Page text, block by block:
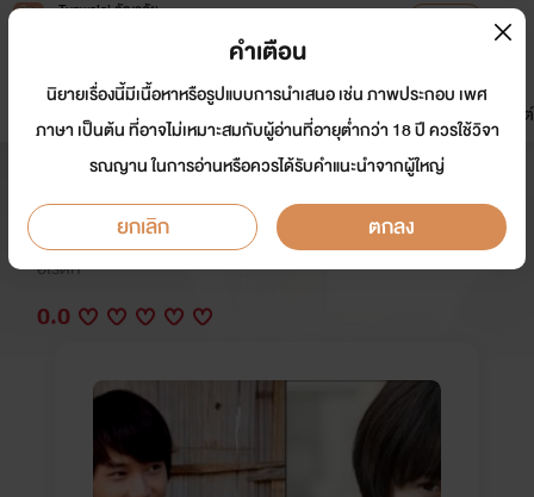
Tunwalai ธัญวลัย
หน้าแรก นิยาย อีบุ๊ก การ์ตูน
มาใหม่
ดรีมแชท ธัญลิสต์
อุบัติ (เหตุ) แห่งรัก
นักเขียน: สพันจ
อีโรติก
0.0
คำเตือน
นิยายเรื่องนี้มีเนื้อหาหรือรูปแบบการนำเสนอ เช่น ภาพประกอบ เพศ
ภาษา เป็นต้น ที่อาจไม่เหมาะสมกับผู้อ่านที่อายุต่ำกว่า 18 ปี ควรใช้วิจา
รณญาน ในการอ่านหรือควรได้รับคำแนะนำจากผู้ใหญ่
ยกเลิก ตกลง